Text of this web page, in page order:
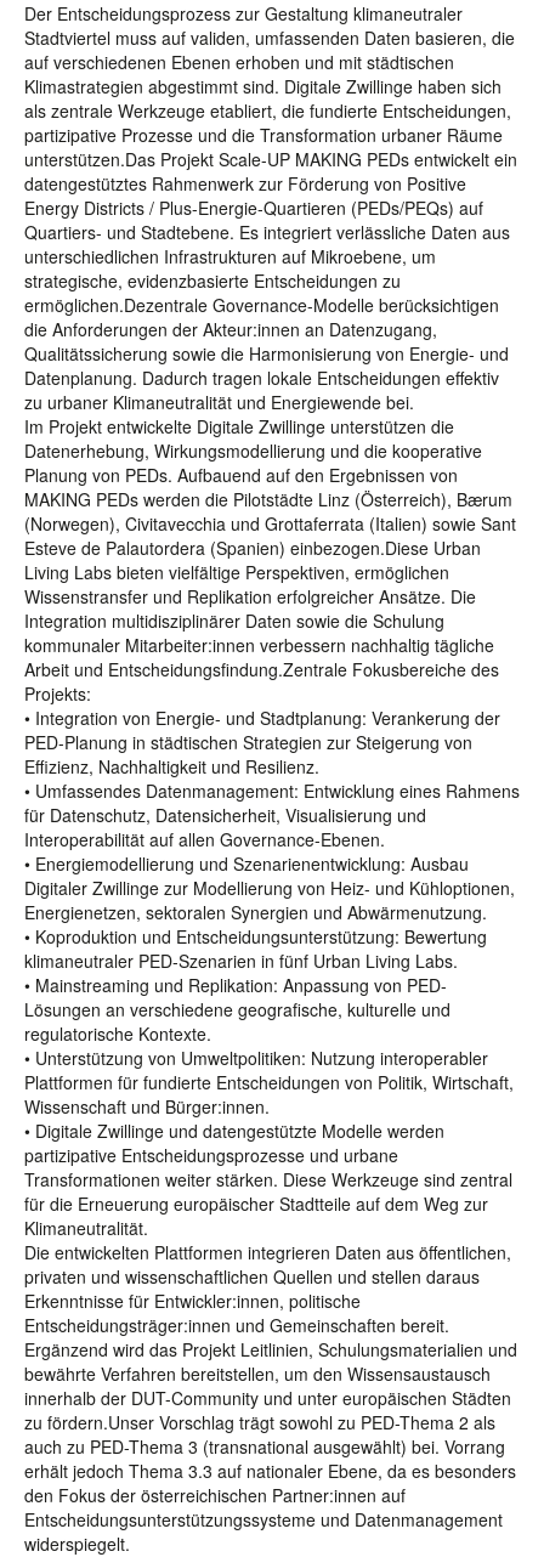
Der Entscheidungsprozess zur Gestaltung klimaneutraler
Stadtviertel muss auf validen, umfassenden Daten basieren, die
auf verschiedenen Ebenen erhoben und mit städtischen
Klimastrategien abgestimmt sind. Digitale Zwillinge haben sich
als zentrale Werkzeuge etabliert, die fundierte Entscheidungen,
partizipative Prozesse und die Transformation urbaner Räume
unterstützen.Das Projekt Scale-UP MAKING PEDs entwickelt ein
datengestütztes Rahmenwerk zur Förderung von Positive
Energy Districts / Plus-Energie-Quartieren (PEDs/PEQs) auf
Quartiers- und Stadtebene. Es integriert verlässliche Daten aus
unterschiedlichen Infrastrukturen auf Mikroebene, um
strategische, evidenzbasierte Entscheidungen zu
ermöglichen.Dezentrale Governance-Modelle berücksichtigen
die Anforderungen der Akteur:innen an Datenzugang,
Qualitätssicherung sowie die Harmonisierung von Energie- und
Datenplanung. Dadurch tragen lokale Entscheidungen effektiv
zu urbaner Klimaneutralität und Energiewende bei.
Im Projekt entwickelte Digitale Zwillinge unterstützen die
Datenerhebung, Wirkungsmodellierung und die kooperative
Planung von PEDs. Aufbauend auf den Ergebnissen von
MAKING PEDs werden die Pilotstädte Linz (Österreich), Bærum
(Norwegen), Civitavecchia und Grottaferrata (Italien) sowie Sant
Esteve de Palautordera (Spanien) einbezogen.Diese Urban
Living Labs bieten vielfältige Perspektiven, ermöglichen
Wissenstransfer und Replikation erfolgreicher Ansätze. Die
Integration multidisziplinärer Daten sowie die Schulung
kommunaler Mitarbeiter:innen verbessern nachhaltig tägliche
Arbeit und Entscheidungsfindung.Zentrale Fokusbereiche des
Projekts:
• Integration von Energie- und Stadtplanung: Verankerung der
PED-Planung in städtischen Strategien zur Steigerung von
Effizienz, Nachhaltigkeit und Resilienz.
• Umfassendes Datenmanagement: Entwicklung eines Rahmens
für Datenschutz, Datensicherheit, Visualisierung und
Interoperabilität auf allen Governance-Ebenen.
• Energiemodellierung und Szenarienentwicklung: Ausbau
Digitaler Zwillinge zur Modellierung von Heiz- und Kühloptionen,
Energienetzen, sektoralen Synergien und Abwärmenutzung.
• Koproduktion und Entscheidungsunterstützung: Bewertung
klimaneutraler PED-Szenarien in fünf Urban Living Labs.
• Mainstreaming und Replikation: Anpassung von PED-
Lösungen an verschiedene geografische, kulturelle und
regulatorische Kontexte.
• Unterstützung von Umweltpolitiken: Nutzung interoperabler
Plattformen für fundierte Entscheidungen von Politik, Wirtschaft,
Wissenschaft und Bürger:innen.
• Digitale Zwillinge und datengestützte Modelle werden
partizipative Entscheidungsprozesse und urbane
Transformationen weiter stärken. Diese Werkzeuge sind zentral
für die Erneuerung europäischer Stadtteile auf dem Weg zur
Klimaneutralität.
Die entwickelten Plattformen integrieren Daten aus öffentlichen,
privaten und wissenschaftlichen Quellen und stellen daraus
Erkenntnisse für Entwickler:innen, politische
Entscheidungsträger:innen und Gemeinschaften bereit.
Ergänzend wird das Projekt Leitlinien, Schulungsmaterialien und
bewährte Verfahren bereitstellen, um den Wissensaustausch
innerhalb der DUT-Community und unter europäischen Städten
zu fördern.Unser Vorschlag trägt sowohl zu PED-Thema 2 als
auch zu PED-Thema 3 (transnational ausgewählt) bei. Vorrang
erhält jedoch Thema 3.3 auf nationaler Ebene, da es besonders
den Fokus der österreichischen Partner:innen auf
Entscheidungsunterstützungssysteme und Datenmanagement
widerspiegelt.